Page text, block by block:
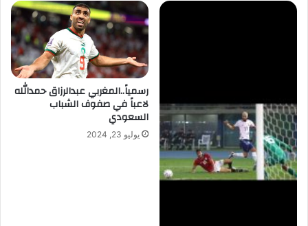
رسمياً..المغربي عبدالرزاق حمدالله
لاعباً في صفوف الشباب
السعودي
يوليو 23, 2024